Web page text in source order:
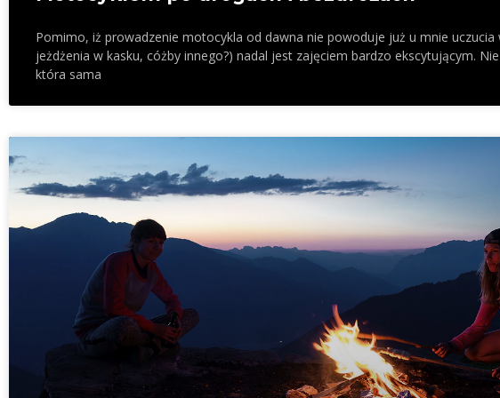
Pomimo, iż prowadzenie motocykla od dawna nie powoduje już u mnie uczucia
jeżdżenia w kasku, cóżby innego?) nadal jest zajęciem bardzo ekscytującym.
która sama